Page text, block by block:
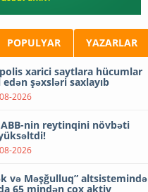
POPULYAR YAZARLAR
xarici saytlara hücumlar
şəxsləri saxlayıb
2026
nin reytinqini növbəti
2026
və Məşğulluq” altsistemində
65 mindən çox aktiv